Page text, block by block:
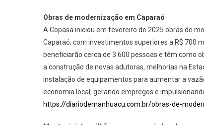
Obras de modernização em Caparaó
A Copasa iniciou em fevereiro de 2025 obras de
Caparaó, com investimentos superiores a R$ 700
beneficiarão cerca de 3.600 pessoas e têm como
a construção de novas adutoras, melhorias na
instalação de equipamentos para aumentar a
economia local, gerando empregos e
https://diariodemanhuacu.com.br/obras-de-